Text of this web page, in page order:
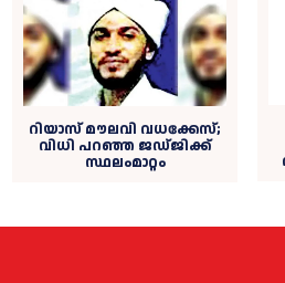
റിയാസ് മൗലവി വധക്കേസ്;
വിധി പറഞ്ഞ ജഡ്ജിക്ക്
സ്ഥലംമാറ്റം